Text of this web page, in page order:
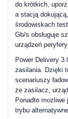
do krótkich,
a stacją
środowiskach
Gb/s obsługuje
urządzeń
Power Delivery
zasilania. Dzięki
scenariuszy
że zasilacz,
Ponadto
trybu